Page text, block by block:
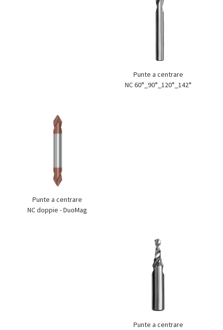
Punte a centrare
NC 60°_90°_120°_142°
Punte a centrare
NC doppie - DuoMag
Punte a centrare